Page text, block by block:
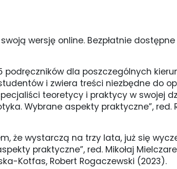
wersję online. Bezpłatnie
podręczników dla poszczególnych
i zwiera treści niezbędne do
teoretycy i praktycy w swojej
Wybrane aspekty praktyczne”, red.
że wystarczą na trzy lata, już się
praktyczne”, red. Mikołaj
Kotfas, Robert Rogaczewski (2023).